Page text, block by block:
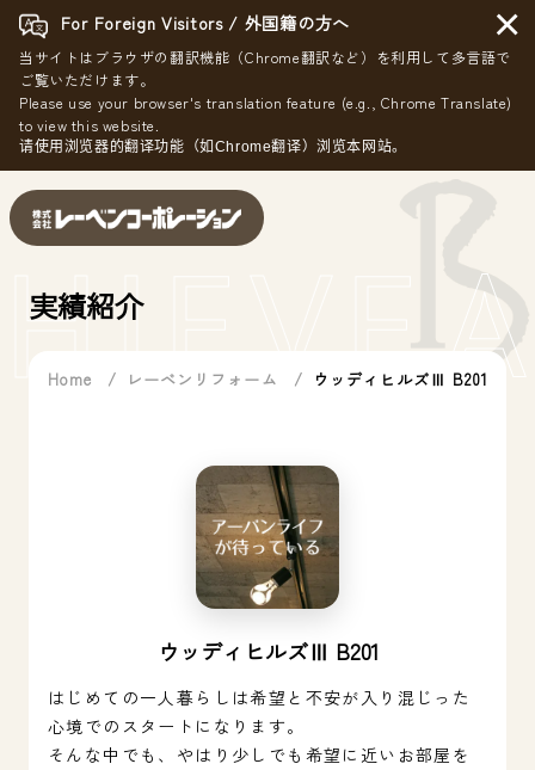
For Foreign Visitors / 外国籍の方へ
当サイトはブラウザの翻訳機能（Chrome翻訳など）を利用して多言語で
ご覧いただけます。
Please use your browser's translation feature (e.g., Chrome Translate)
to view this website.
请使用浏览器的翻译功能（如Chrome翻译）浏览本网站。
×
実績紹介
Home レーベンリフォーム ウッディヒルズⅢ B201
ウッディヒルズⅢ B201
はじめての一人暮らしは希望と不安が入り混じった
心境でのスタートになります。
そんな中でも、やはり少しでも希望に近いお部屋を